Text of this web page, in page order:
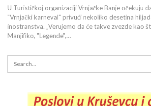
U Turističkoj organizaciji Vrnjačke Banje očekuju
"Vrnjački karneval" privući nekoliko desetina
inostranstva. „Verujemo da će takve zvezde kao
Manjifiko, "Legende",…